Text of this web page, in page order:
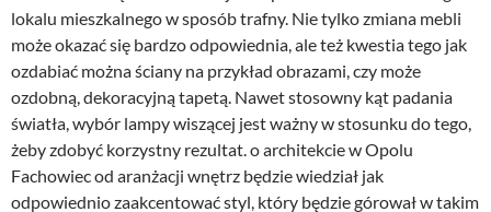
lokalu mieszkalnego w sposób trafny. Nie tylko zmiana mebli
może okazać się bardzo odpowiednia, ale też kwestia tego jak
ozdabiać można ściany na przykład obrazami, czy może
ozdobną, dekoracyjną tapetą. Nawet stosowny kąt padania
światła, wybór lampy wiszącej jest ważny w stosunku do tego,
żeby zdobyć korzystny rezultat. o architekcie w Opolu
Fachowiec od aranżacji wnętrz będzie wiedział jak
odpowiednio zaakcentować styl, który będzie górował w takim